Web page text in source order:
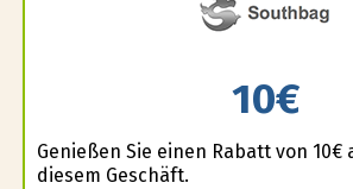
10€
Genießen Sie einen Rabatt von 10€
diesem Geschäft.